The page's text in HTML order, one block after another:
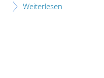
Weiterlesen